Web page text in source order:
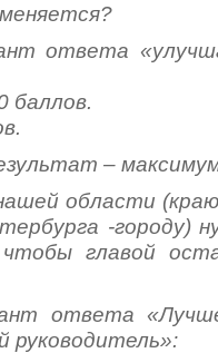
ответа «
баллов.
.
–
области
-городу)
главой
ответа«
руководитель»: